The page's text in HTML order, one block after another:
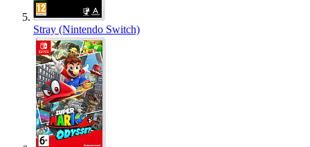
Stray (Nintendo Switch)